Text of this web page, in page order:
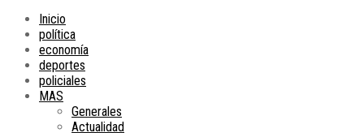
Inicio
política
economía
deportes
policiales
MAS
Generales
Actualidad